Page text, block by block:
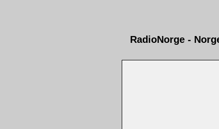
RadioNorge -